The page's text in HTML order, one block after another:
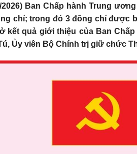
2026) Ban Chấp hành Trung
chí; trong đó 3 đồng chí
kết quả giới thiệu của Ban
Ủy viên Bộ Chính trị giữ chức